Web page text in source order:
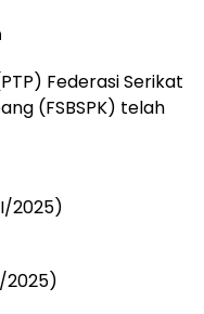
Federasi Serikat
(FSBSPK) telah
2025)
2025)